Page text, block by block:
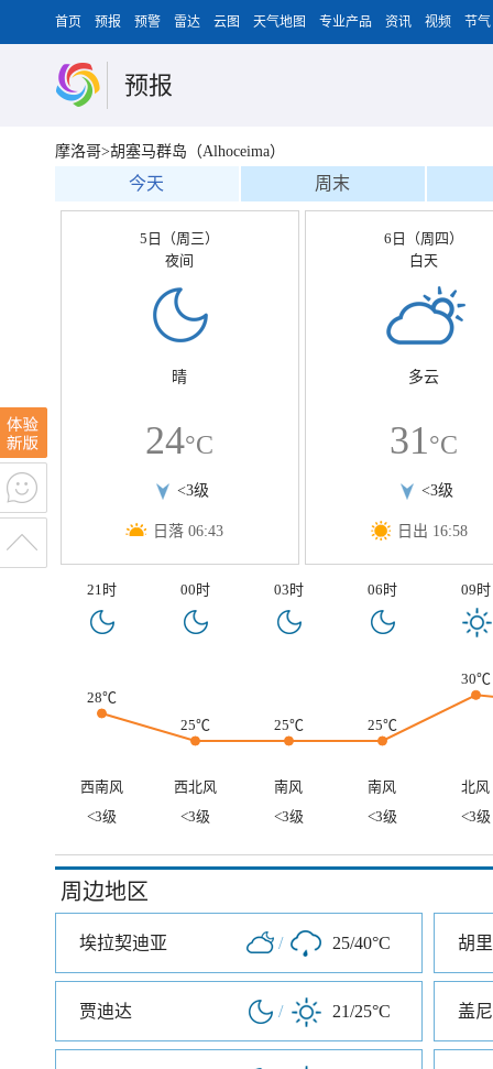
首页 预报 预警 雷达 云图 天气地图 专业产品 资讯 视频 节气
预报
摩洛哥>胡塞马群岛（Alhoceima）
今天 周末
5日（周三）
夜间
晴
24°C
<3级
日落 06:43
6日（周四）
白天
多云
31°C
<3级
日出 16:58
21时 00时 03时 06时 09时
28℃
25℃
25℃ 25℃
30℃
西南风 西北风 南风 南风
北风
<3级
<3级 <3级 <3级 <3级
周边地区
埃拉契迪亚 / 25/40°C 胡
贾迪达 / 21/25°C 盖